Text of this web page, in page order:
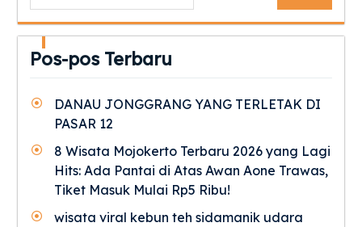
Pos-pos Terbaru
DANAU JONGGRANG YANG TERLETAK DI
PASAR 12
8 Wisata Mojokerto Terbaru 2026 yang Lagi
Hits: Ada Pantai di Atas Awan Aone Trawas,
Tiket Masuk Mulai Rp5 Ribu!
wisata viral kebun teh sidamanik udara